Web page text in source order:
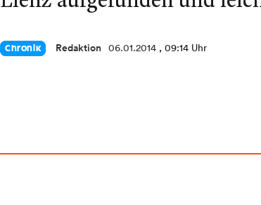
Chronik Redaktion 06.01.2014 , 09:14 Uhr